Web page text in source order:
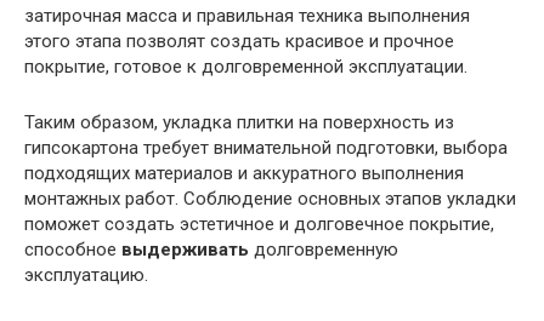
затирочная масса и правильная техника выполнения
этого этапа позволят создать красивое и прочное
покрытие, готовое к долговременной эксплуатации.
Таким образом, укладка плитки на поверхность из
гипсокартона требует внимательной подготовки, выбора
подходящих материалов и аккуратного выполнения
монтажных работ. Соблюдение основных этапов укладки
поможет создать эстетичное и долговечное покрытие,
способное выдерживать долговременную
эксплуатацию.